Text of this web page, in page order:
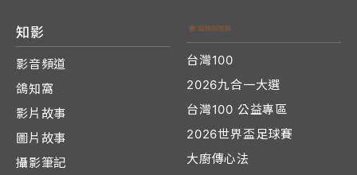
知影
影音頻道
鴿知窩
影片故事
圖片故事
攝影筆記
台灣100
2026九合一大選
台灣100 公益專區
2026世界盃足球賽
大廚傳心法